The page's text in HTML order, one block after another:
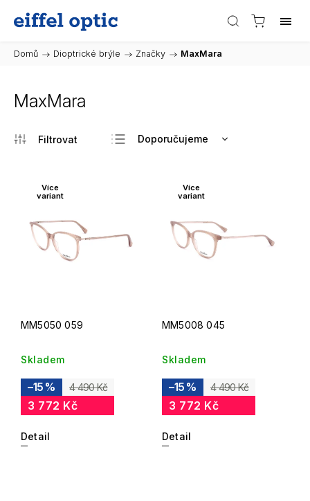
Domů / Dioptrické brýle / Značky / MaxMara
MaxMara
Doporučujeme
Nejdražší
Abecedně
Více
variant
MM5050 059
Skladem
4 490 Kč
–15 %
3 772 Kč
Detail
Více
variant
MM5008 045
Skladem
4 490 Kč
–15 %
3 772 Kč
Detail